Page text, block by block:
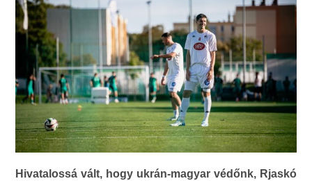
Hivatalossá vált, hogy ukrán-magyar védőnk, Rjaskó